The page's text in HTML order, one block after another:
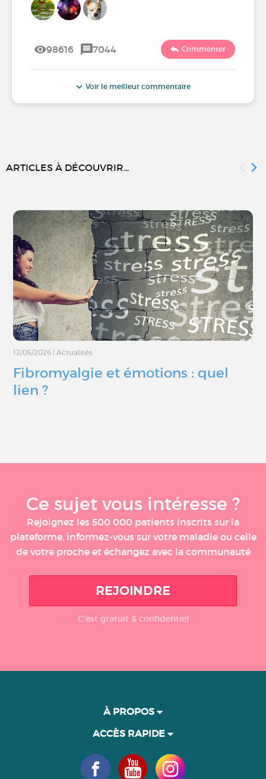
98616 7044 Commenter
Voir le meilleur commentaire
ARTICLES À DÉCOUVRIR...
12/05/2026 Actualités
Fibromyalgie et émotions : quel
lien ?
Ce sujet vous intéresse ?
Rejoignez les 500 000 patients inscrits sur la
plateforme, informez-vous sur votre maladie ou celle
de votre proche et échangez avec la communauté
REJOINDRE
C'est gratuit & confidentiel
À PROPOS
ACCÈS RAPIDE